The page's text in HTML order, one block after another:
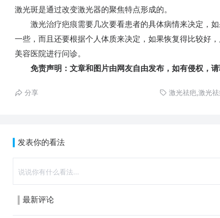
激光斑是通过改变激光器的聚焦特点形成的。
激光治疗疤痕需要几次要看患者的具体病情来决定，如
一些，而且还要根据个人体质来决定，如果恢复得比较好
美容医院进行问诊。
免责声明：文章和图片由网友自由发布，如有侵权，请
分享 激光祛疤,激光
发表你的看法
最新评论